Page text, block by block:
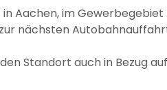
Aachen, im
nächsten
Standort auch in Bezug